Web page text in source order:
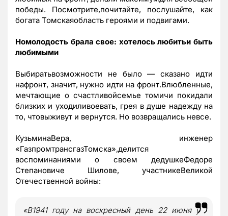
победы. Посмотрите,почитайте, послушайте, как
богата Томскаяобласть героями и подвигами.
Номолодость брала свое: хотелось любитьи быть
любимыми
Выбиратьвозможности не было — сказано идти
нафронт, значит, нужно идти на фронт.Влюбленные,
мечтающие о счастливойсемье томичи покидали
близких и уходиливоевать, грея в душе надежду на
то, чтовыживут и вернутся. Но возвращались невсе.
КузьминаВера, инженер
«ГазпромтрансгазТомска»,делится
воспоминаниями о своем дедушкеФедоре
Степановиче Шилове, участникеВеликой
Отечественной войны:
«В1941 году на воскресный день 22 июня у